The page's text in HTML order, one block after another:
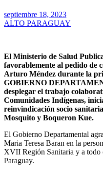
septiembre 18, 2023
ALTO PARAGUAY
El Ministerio de Salud
favorablemente al pedido de
Arturo Méndez durante la
GOBIERNO
desplegar el trabajo
Comunidades Indígenas,
reinvindicación socio
Mosquito y Boqueron Kue.
El Gobierno Departamental
Maria Teresa Baran en la
XVII Región Sanitaria y a todo
Paraguay.